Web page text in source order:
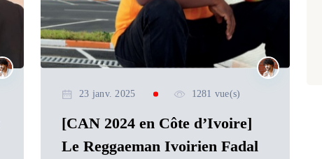
23 janv. 2025 1281 vue(s)
[CAN 2024 en Côte d’Ivoire]
Le Reggaeman Ivoirien Fadal